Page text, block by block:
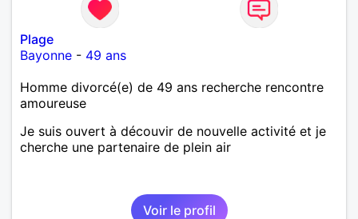
Plage
Bayonne - 49 ans
Homme divorcé(e) de 49 ans recherche rencontre
amoureuse
Je suis ouvert à découvir de nouvelle activité et je
cherche une partenaire de plein air
Voir le profil